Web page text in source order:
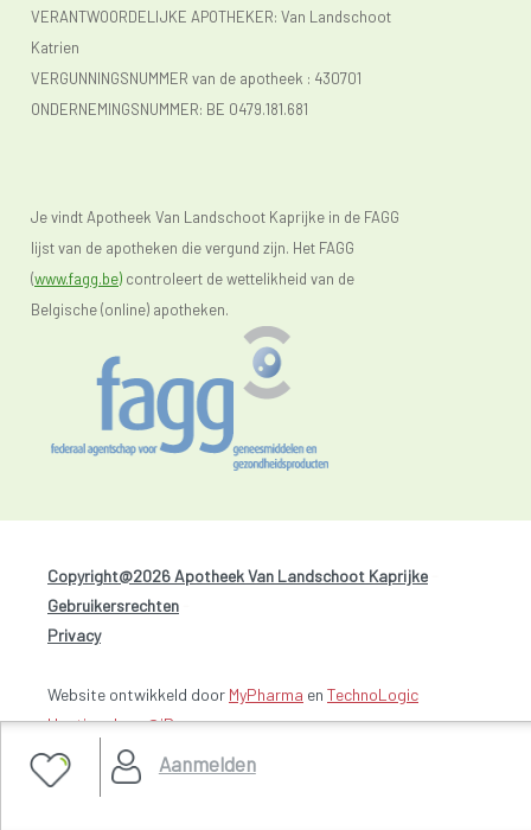
Aanmelden
VERANTWOORDELIJKE APOTHEKER: Van Landschoot
Katrien
VERGUNNINGSNUMMER van de apotheek : 430701
ONDERNEMINGSNUMMER: BE 0479.181.681
Je vindt Apotheek Van Landschoot Kaprijke in de FAGG
lijst van de apotheken die vergund zijn. Het FAGG
(www.fagg.be) controleert de wettelikheid van de
Belgische (online) apotheken.
Copyright@2026 Apotheek Van Landschoot Kaprijke
Gebruikersrechten
Privacy
Website ontwikkeld door MyPharma en TechnoLogic
Hosting door @iPower